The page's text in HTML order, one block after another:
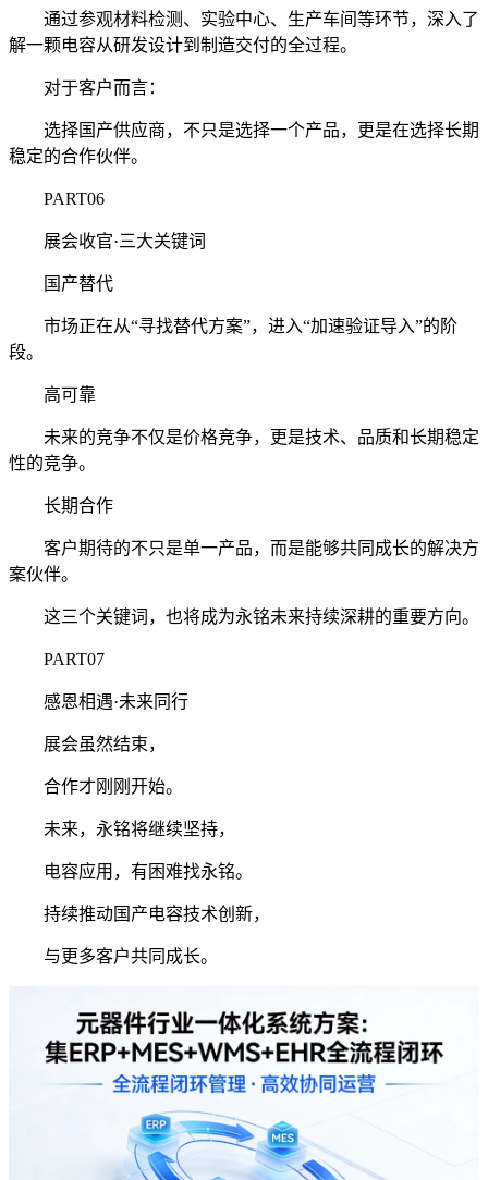
通过参观材料检测、实验中心、生产车间等环节，深入了
解一颗电容从研发设计到制造交付的全过程。
对于客户而言：
选择国产供应商，不只是选择一个产品，更是在选择长期
稳定的合作伙伴。
PART06
展会收官·三大关键词
国产替代
市场正在从“寻找替代方案”，进入“加速验证导入”的阶
段。
高可靠
未来的竞争不仅是价格竞争，更是技术、品质和长期稳定
性的竞争。
长期合作
客户期待的不只是单一产品，而是能够共同成长的解决方
案伙伴。
这三个关键词，也将成为永铭未来持续深耕的重要方向。
PART07
感恩相遇·未来同行
展会虽然结束，
合作才刚刚开始。
未来，永铭将继续坚持，
电容应用，有困难找永铭。
持续推动国产电容技术创新，
与更多客户共同成长。